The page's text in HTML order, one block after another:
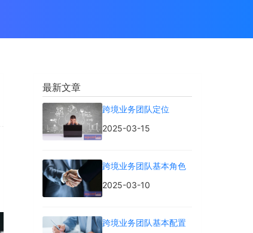
最新文章
跨境业务团队定位
2025-03-15
跨境业务团队基本角色
2025-03-10
跨境业务团队基本配置